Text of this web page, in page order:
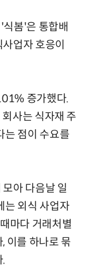
봄'은 통합배
업자 호응이
증가했다.
사는 식자재 주
는 점이 수요를
아 다음날 일
는 외식 사업자
마다 거래처별
이를 하나로 묶